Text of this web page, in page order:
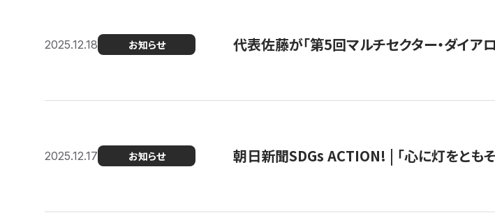
2025.12.18 お知らせ 代表佐藤が「第5回マルチセクター・ダイア
2025.12.17 お知らせ 朝日新聞SDGs ACTION! | 「心に灯をとも